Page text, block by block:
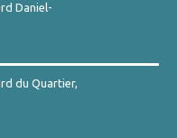
Daniel-
du Quartier,